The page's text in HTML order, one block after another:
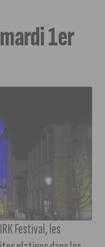
1er
Festival, les